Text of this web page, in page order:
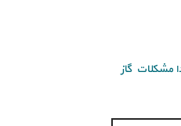
مشکلات گاز